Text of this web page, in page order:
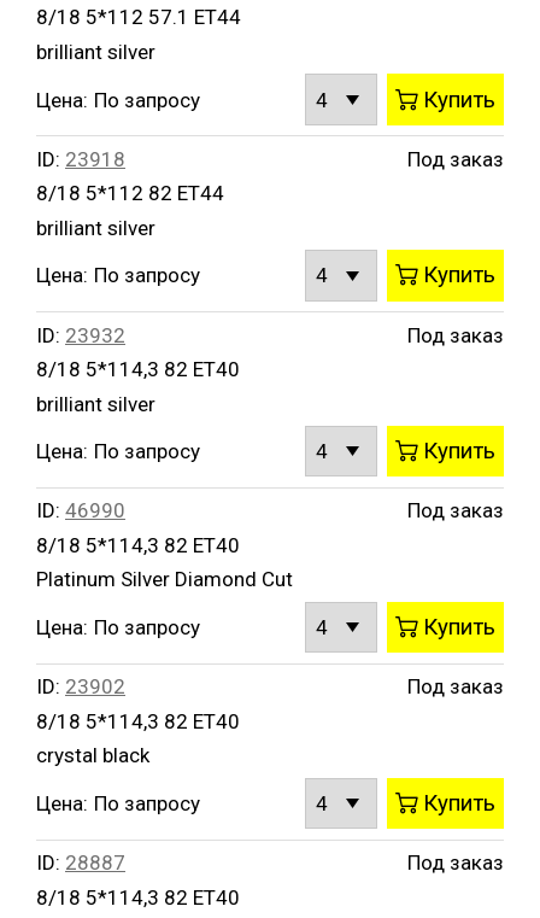
8/18 5*112 57.1 ET44
brilliant silver
Цена: По запросу Купить
ID: 23918
8/18 5*112 82 ET44
brilliant silver
Под заказ
Цена: По запросу Купить
ID: 23932
8/18 5*114,3 82 ET40
brilliant silver
Под заказ
Цена: По запросу Купить
ID: 46990
8/18 5*114,3 82 ET40
Platinum Silver Diamond Cut
Под заказ
Цена: По запросу Купить
ID: 23902
8/18 5*114,3 82 ET40
crystal black
Под заказ
Цена: По запросу Купить
ID: 28887
8/18 5*114,3 82 ET40
Под заказ